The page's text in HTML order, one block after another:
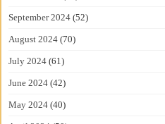
September 2024 (52)
August 2024 (70)
July 2024 (61)
June 2024 (42)
May 2024 (40)